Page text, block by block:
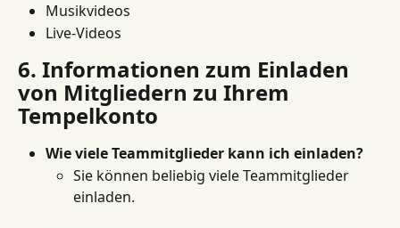
Musikvideos
Live-Videos
6. Informationen zum Einladen
von Mitgliedern zu Ihrem
Tempelkonto
Wie viele Teammitglieder kann ich einladen?
Sie können beliebig viele Teammitglieder
einladen.